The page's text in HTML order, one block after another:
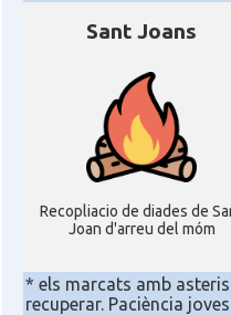
Sant Joans
Recopliacio de diades de
Joan d'arreu del móm
* els marcats amb
recuperar. Paciència